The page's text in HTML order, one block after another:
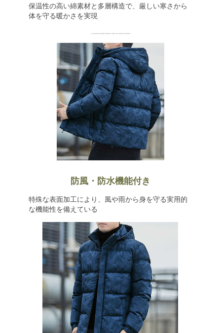
保温性の高い綿素材と多層構造で、厳しい寒さから
体を守る暖かさを実現
防風・防水機能付き
特殊な表面加工により、風や雨から身を守る実用的
な機能性を備えている